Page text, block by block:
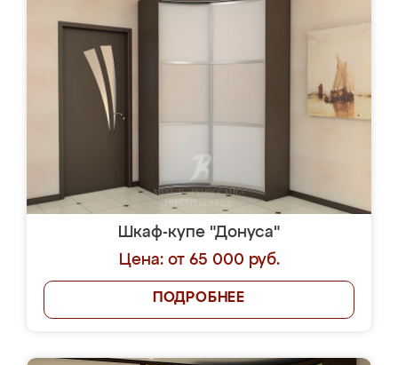
Шкаф-купе "Донуса"
Цена: от 65 000 руб.
ПОДРОБНЕЕ